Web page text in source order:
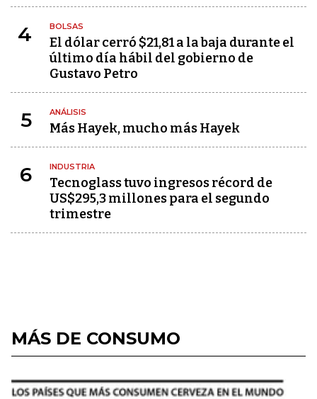
4 BOLSAS
El dólar cerró $21,81 a la baja durante el
último día hábil del gobierno de
Gustavo Petro
5 ANÁLISIS
Más Hayek, mucho más Hayek
6 INDUSTRIA
Tecnoglass tuvo ingresos récord de
US$295,3 millones para el segundo
trimestre
MÁS DE CONSUMO